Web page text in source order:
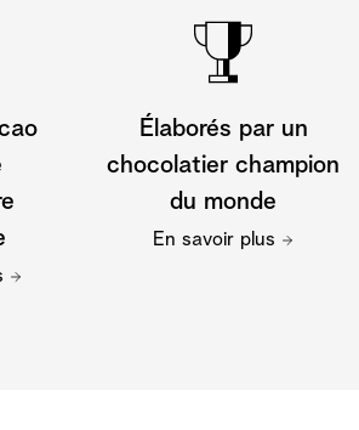
Élaborés par un
chocolatier champion
du monde
En savoir plus